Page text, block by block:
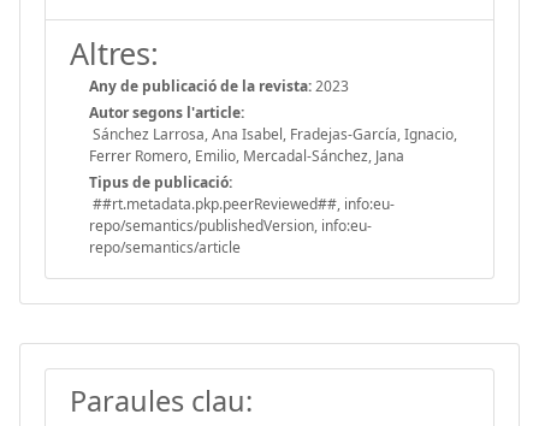
Altres:
Any de publicació de la revista:2023
Autor segons l'article:
Sánchez Larrosa, Ana Isabel, Fradejas-García, Ignacio,
Ferrer Romero, Emilio, Mercadal-Sánchez, Jana
Tipus de publicació:
##rt.metadata.pkp.peerReviewed##, info:eu-
repo/semantics/publishedVersion, info:eu-
repo/semantics/article
Paraules clau: